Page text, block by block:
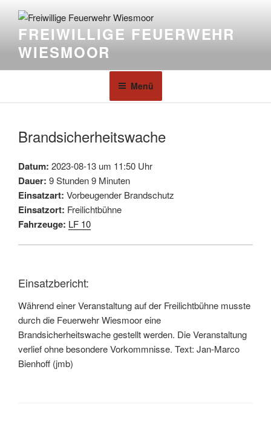
FREIWILLIGE FEUERWEHR
WIESMOOR
Menü
Brandsicherheitswache
Datum: 2023-08-13 um 11:50 Uhr
Dauer: 9 Stunden 9 Minuten
Einsatzart: Vorbeugender Brandschutz
Einsatzort: Freilichtbühne
Fahrzeuge: LF 10
Einsatzbericht:
Während einer Veranstaltung auf der Freilichtbühne musste
durch die Feuerwehr Wiesmoor eine
Brandsicherheitswache gestellt werden. Die Veranstaltung
verlief ohne besondere Vorkommnisse. Text: Jan-Marco
Bienhoff (jmb)